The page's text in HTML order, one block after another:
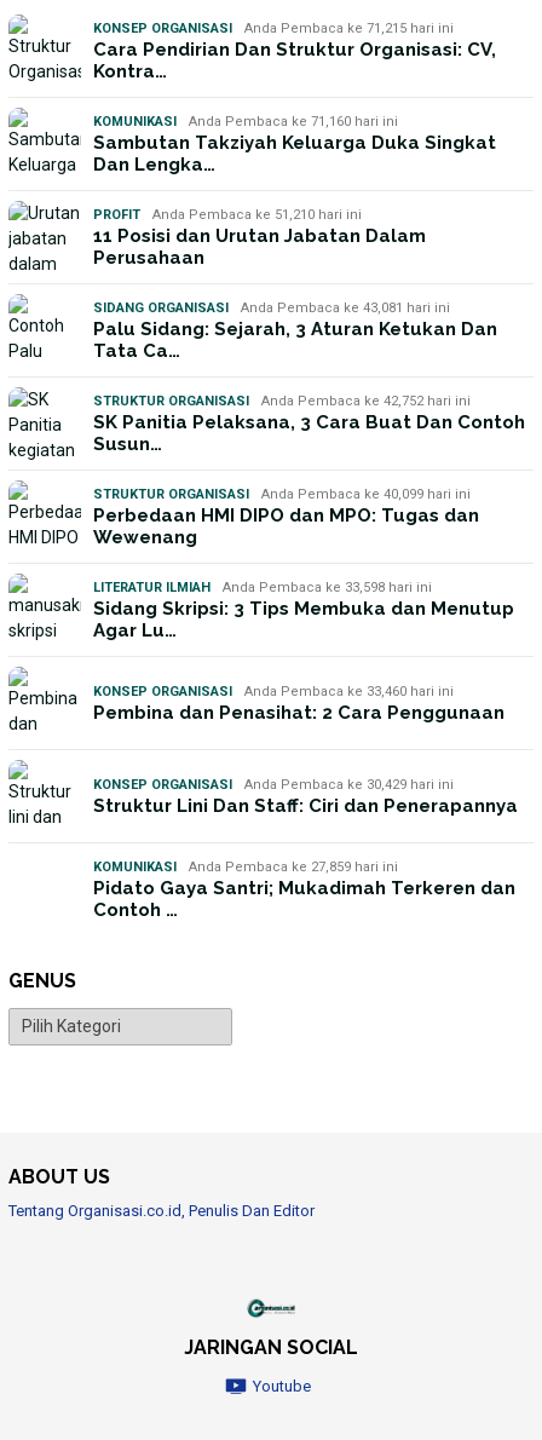
KONSEP ORGANISASI Anda Pembaca ke 71,215 hari ini
Cara Pendirian Dan Struktur Organisasi: CV,
Kontra…
KOMUNIKASI Anda Pembaca ke 71,160 hari ini
Sambutan Takziyah Keluarga Duka Singkat
Dan Lengka…
PROFIT Anda Pembaca ke 51,210 hari ini
11 Posisi dan Urutan Jabatan Dalam
Perusahaan
SIDANG ORGANISASI Anda Pembaca ke 43,081 hari ini
Palu Sidang: Sejarah, 3 Aturan Ketukan Dan
Tata Ca…
STRUKTUR ORGANISASI Anda Pembaca ke 42,752 hari ini
SK Panitia Pelaksana, 3 Cara Buat Dan Contoh
Susun…
STRUKTUR ORGANISASI Anda Pembaca ke 40,099 hari ini
Perbedaan HMI DIPO dan MPO: Tugas dan
Wewenang
LITERATUR ILMIAH Anda Pembaca ke 33,598 hari ini
Sidang Skripsi: 3 Tips Membuka dan Menutup
Agar Lu…
KONSEP ORGANISASI Anda Pembaca ke 33,460 hari ini
Pembina dan Penasihat: 2 Cara Penggunaan
KONSEP ORGANISASI Anda Pembaca ke 30,429 hari ini
Struktur Lini Dan Staff: Ciri dan Penerapannya
KOMUNIKASI Anda Pembaca ke 27,859 hari ini
Pidato Gaya Santri; Mukadimah Terkeren dan
Contoh …
GENUS
Genus
ABOUT US
Tentang Organisasi.co.id, Penulis Dan Editor
JARINGAN SOCIAL
Youtube